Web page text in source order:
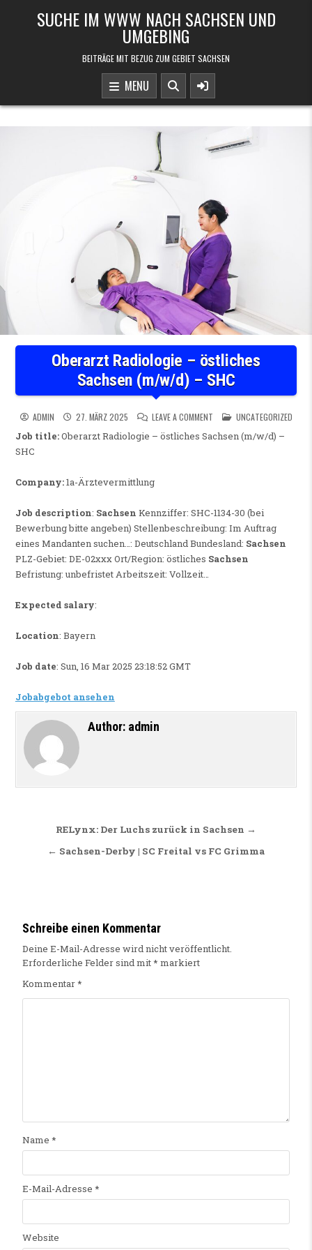
SUCHE IM WWW NACH SACHSEN UND
UMGEBING
BEITRÄGE MIT BEZUG ZUM GEBIET SACHSEN
MENU
Oberarzt Radiologie – östliches
Sachsen (m/w/d) – SHC
ADMIN 27. MÄRZ 2025 LEAVE A COMMENTON OBERARZT RADIOLOGIE
POSTED IN
UNCATEGORIZED
Job title:Oberarzt Radiologie – östliches Sachsen (m/w/d) –
SHC
Company:1a-Ärztevermittlung
Job description: Sachsen Kennziffer: SHC-1134-30 (bei
Bewerbung bitte angeben) Stellenbeschreibung: Im Auftrag
eines Mandanten suchen…: Deutschland Bundesland: Sachsen
PLZ-Gebiet: DE-02xxx Ort/Region: östliches Sachsen
Befristung: unbefristet Arbeitszeit: Vollzeit…
Expected salary:
Location: Bayern
Job date: Sun, 16 Mar 2025 23:18:52 GMT
Jobabgebot ansehen
Author: admin
Beitragsnavigation
RELynx: Der Luchs zurück in Sachsen →
← Sachsen-Derby | SC Freital vs FC Grimma
Schreibe einen Kommentar
Deine E-Mail-Adresse wird nicht veröffentlicht.
Erforderliche Felder sind mit* markiert
Kommentar*
Name *
E-Mail-Adresse *
Website